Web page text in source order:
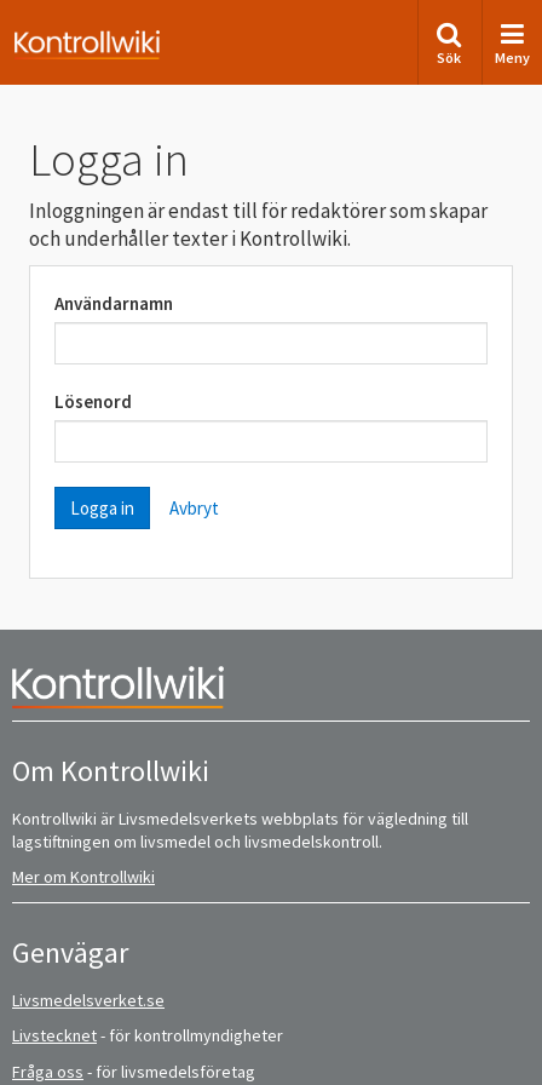
Sök Meny
Logga in
Inloggningen är endast till för redaktörer som skapar
och underhåller texter i Kontrollwiki.
Användarnamn
Lösenord
Avbryt
Om Kontrollwiki
Kontrollwiki är Livsmedelsverkets webbplats för vägledning till
lagstiftningen om livsmedel och livsmedelskontroll.
Mer om Kontrollwiki
Genvägar
Livsmedelsverket.se
Livstecknet- för kontrollmyndigheter
Fråga oss - för livsmedelsföretag